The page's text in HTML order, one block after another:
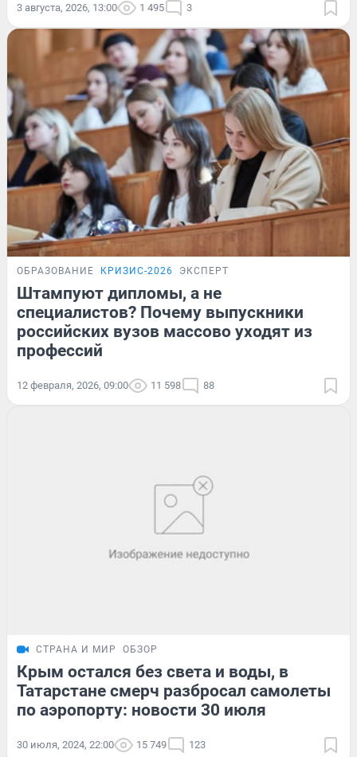
3 августа, 2026, 13:00 1 495 3
ОБРАЗОВАНИЕ КРИЗИС-2026 ЭКСПЕРТ
Штампуют дипломы, а не
специалистов? Почему выпускники
российских вузов массово уходят из
профессий
12 февраля, 2026, 09:00 11 598 88
СТРАНА И МИР ОБЗОР
Крым остался без света и воды, в
Татарстане смерч разбросал самолеты
по аэропорту: новости 30 июля
30 июля, 2024, 22:00 15 749 123